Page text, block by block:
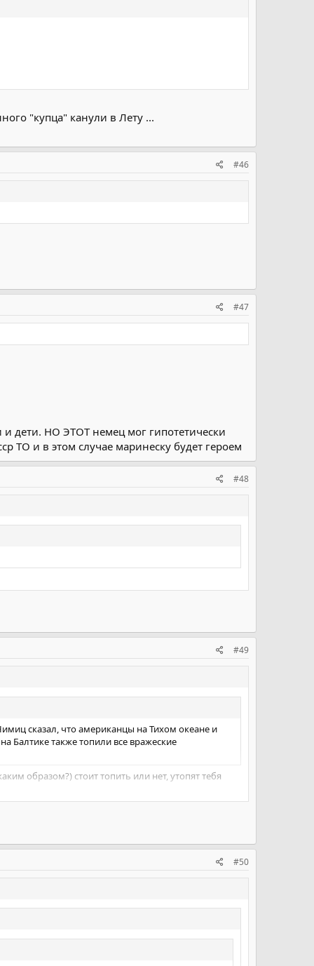
"купца" канули в Лету ...
#46
#47
дети. НО ЭТОТ немец мог гипотетически
ТО и в этом случае маринеску будет героем
#48
#49
сказал, что американцы на Тихом океане и
Балтике также топили все вражеские
образом?) стоит топить или нет, утопят тебя
#50